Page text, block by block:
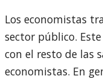
Los economistas
sector público.
con el resto de las
economistas. En